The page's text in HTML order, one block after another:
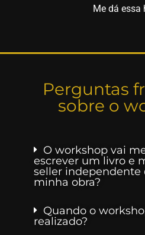
Me dá essa
Perguntas
sobre o
O workshop vai
escrever um livro e
seller independente
minha obra?
Quando o
realizado?